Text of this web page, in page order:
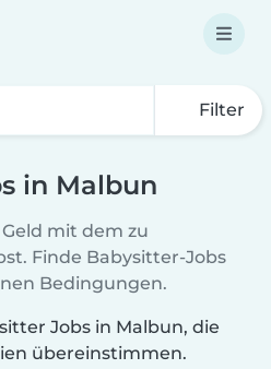
Filter
in Malbun
mit dem zu
Finde Babysitter-Jobs
Bedingungen.
Jobs in Malbun, die
übereinstimmen.